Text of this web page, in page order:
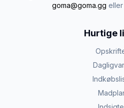
goma@goma.gg eller
Hurtige